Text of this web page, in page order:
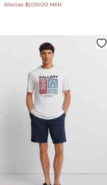
Ahorras $1,091.00 MXN